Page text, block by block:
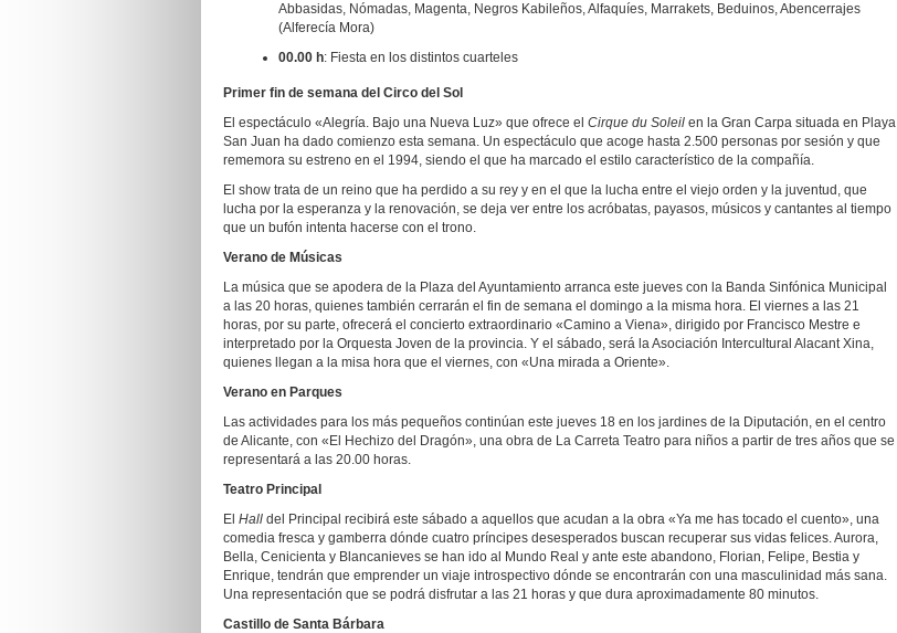
Abbasidas, Nómadas, Magenta, Negros Kabileños, Alfaquíes, Marrakets, Beduinos, Abencerrajes
(Alferecía Mora)
00.00 h: Fiesta en los distintos cuarteles
Primer fin de semana del Circo del Sol
El espectáculo «Alegría. Bajo una Nueva Luz» que ofrece el Cirque du Soleil en la Gran Carpa situada en Playa
San Juan ha dado comienzo esta semana. Un espectáculo que acoge hasta 2.500 personas por sesión y que
rememora su estreno en el 1994, siendo el que ha marcado el estilo característico de la compañía.
El show trata de un reino que ha perdido a su rey y en el que la lucha entre el viejo orden y la juventud, que
lucha por la esperanza y la renovación, se deja ver entre los acróbatas, payasos, músicos y cantantes al tiempo
que un bufón intenta hacerse con el trono.
Verano de Músicas
La música que se apodera de la Plaza del Ayuntamiento arranca este jueves con la Banda Sinfónica Municipal
a las 20 horas, quienes también cerrarán el fin de semana el domingo a la misma hora. El viernes a las 21
horas, por su parte, ofrecerá el concierto extraordinario «Camino a Viena», dirigido por Francisco Mestre e
interpretado por la Orquesta Joven de la provincia. Y el sábado, será la Asociación Intercultural Alacant Xina,
quienes llegan a la misa hora que el viernes, con «Una mirada a Oriente».
Verano en Parques
Las actividades para los más pequeños continúan este jueves 18 en los jardines de la Diputación, en el centro
de Alicante, con «El Hechizo del Dragón», una obra de La Carreta Teatro para niños a partir de tres años que se
representará a las 20.00 horas.
Teatro Principal
El Hall del Principal recibirá este sábado a aquellos que acudan a la obra «Ya me has tocado el cuento», una
comedia fresca y gamberra dónde cuatro príncipes desesperados buscan recuperar sus vidas felices. Aurora,
Bella, Cenicienta y Blancanieves se han ido al Mundo Real y ante este abandono, Florian, Felipe, Bestia y
Enrique, tendrán que emprender un viaje introspectivo dónde se encontrarán con una masculinidad más sana.
Una representación que se podrá disfrutar a las 21 horas y que dura aproximadamente 80 minutos.
Castillo de Santa Bárbara